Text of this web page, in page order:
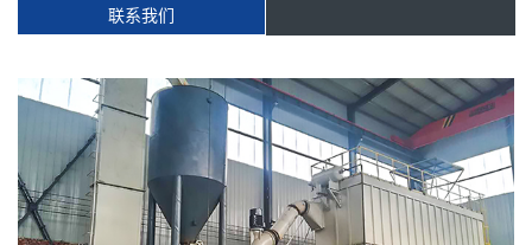
联系我们